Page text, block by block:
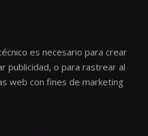
es necesario para crear
publicidad, o para rastrear al
web con fines de marketing